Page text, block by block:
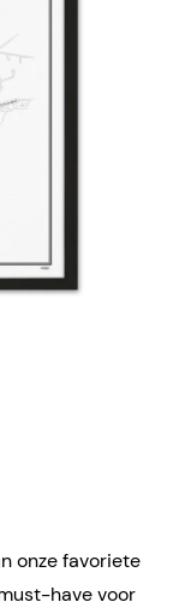
onze favoriete
have voor